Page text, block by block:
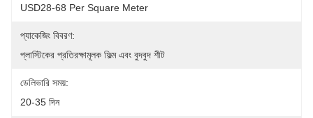
USD28-68 Per Square Meter
প্যাকেজিং বিবরণ:
প্লাস্টিকের প্রতিরক্ষামূলক ফিল্ম এবং বুদবুদ শীট
ডেলিভারি সময়:
20-35 দিন